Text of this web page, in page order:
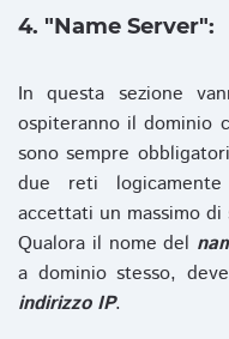
4. "Name Server":
In questa sezione
ospiteranno il dominio
sono sempre
due reti
accettati un massimo di
Qualora il nome del
a dominio stesso,
indirizzo IP.